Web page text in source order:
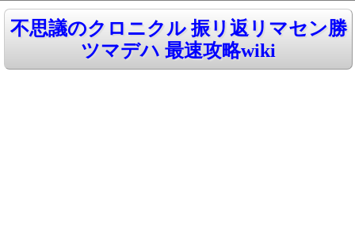
不思議のクロニクル 振リ返リマセン勝
ツマデハ 最速攻略wiki